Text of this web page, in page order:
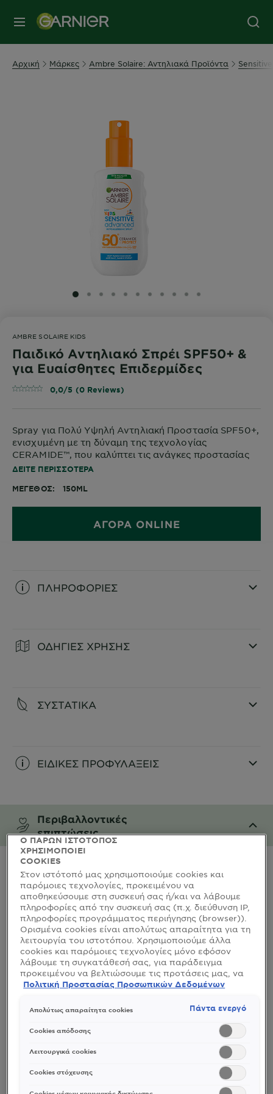
MENU
Αρχική Μάρκες Ambre Solaire: Αντηλιακά Προϊόντα
SLIDE 1
SLIDE 2
SLIDE 3
SLIDE 4
SLIDE 5
SLIDE 6
SLIDE 7
SLIDE 8
SLIDE 9
SLIDE 10
SLIDE 11
AMBRE SOLAIRE KIDS
Παιδικό Αντηλιακό Σπρέι SPF50+ &
για Ευαίσθητες Επιδερμίδες
0,0/5 (0 Reviews)
Spray για Πολύ Υψηλή Αντηλιακή Προστασία SPF50+,
ενισχυμένη με τη δύναμη της τεχνολογίας
CERAMIDE™, που καλύπτει τις ανάγκες προστασίας
των μικρών μας φίλων. Εύκολη, γρήγορη εφαρμογή
παιδικής επιδερμίδας.
ΔΕΊΤΕ ΠΕΡΙΣΣΌΤΕΡΑ
ΜΈΓΕΘΟΣ
150ML
ΑΓΟΡΑ ONLINE
ΠΛΗΡΟΦΟΡΙΕΣ
ΟΔΗΓΙΕΣ ΧΡΗΣΗΣ
ΣΥΣΤΑΤΙΚΑ
ΕΙΔΙΚΕΣ ΠΡΟΦΥΛΑΞΕΙΣ
Περιβαλλοντικές
επιπτώσεις
CLOSE SUBPANEL
Ο ΠΑΡΩΝ ΙΣΤΟΤΟΠΟΣ
ΧΡΗΣΙΜΟΠΟΙΕΙ
COOKIES
Στον ιστότοπό μας χρησιμοποιούμε cookies και
παρόμοιες τεχνολογίες, προκειμένου να
αποθηκεύσουμε στη συσκευή σας ή/και να λάβουμε
πληροφορίες από την συσκευή σας (π.χ. διεύθυνση IP,
πληροφορίες προγράμματος περιήγησης (browser)).
Ορισμένα cookies είναι απολύτως απαραίτητα για τη
λειτουργία του ιστοτόπου. Χρησιμοποιούμε άλλα
cookies και παρόμοιες τεχνολογίες μόνο εφόσον
λάβουμε τη συγκατάθεσή σας, για παράδειγμα
προκειμένου να βελτιώσουμε τις προτάσεις μας, να
αναλύσουμε τη χρήση, να προσαρμόσουμε το
αναγνωρίσουμε τον browser/ τη συσκευή σας για τη
δημιουργία προφίλ με τα ενδιαφέροντά σας και να
σας δείχνουμε σχετικό διαφημιστικό περιεχόμενο σε
αποδεχθείτε cookies τα οποία δεν είναι απαραίτητα
(«Αποδοχή όλων»), να τα απορρίψετε («Απόρριψη
όλων») ή να ρυθμίσετε και να αποθηκεύσετε τις
επιλογές σας («Αποθήκευση επιλογών»). Μπορείτε
Πολιτική Προστασίας Προσωπικών Δεδομένων
Απολύτως απαραίτητα cookies Πάντα ενεργό
Cookies απόδοσης
Λειτουργικά cookies
Cookies στόχευσης